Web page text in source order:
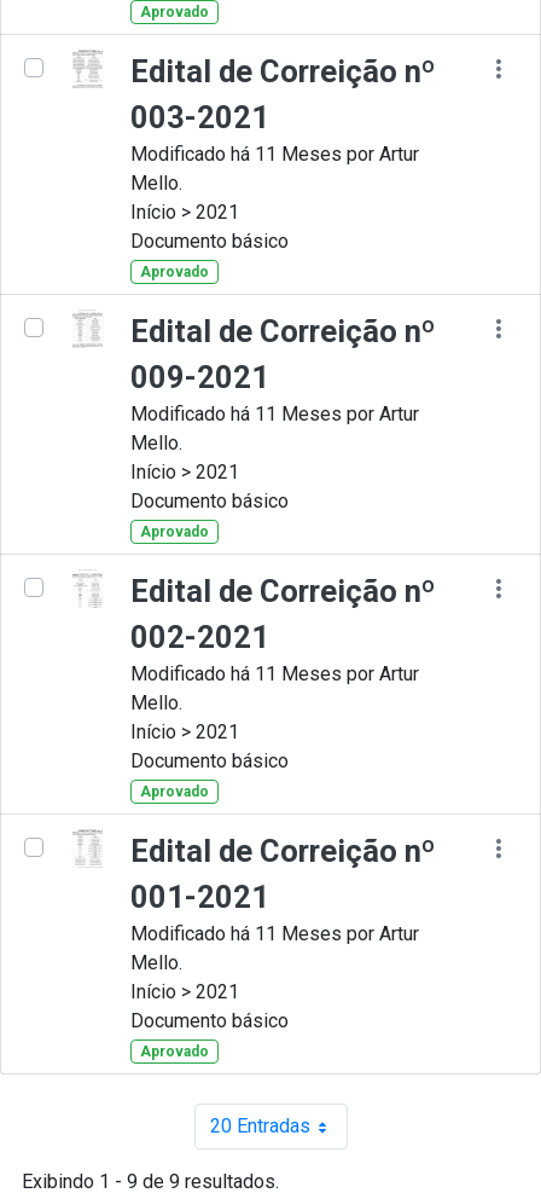
Aprovado
Edital de Correição nº
003-2021
Modificado há 11 Meses por Artur
Mello.
Início > 2021
Documento básico
Aprovado
Edital de Correição nº
009-2021
Modificado há 11 Meses por Artur
Mello.
Início > 2021
Documento básico
Aprovado
Edital de Correição nº
002-2021
Modificado há 11 Meses por Artur
Mello.
Início > 2021
Documento básico
Aprovado
Edital de Correição nº
001-2021
Modificado há 11 Meses por Artur
Mello.
Início > 2021
Documento básico
Aprovado
20 EntradasPor página
Exibindo 1 - 9 de 9 resultados.